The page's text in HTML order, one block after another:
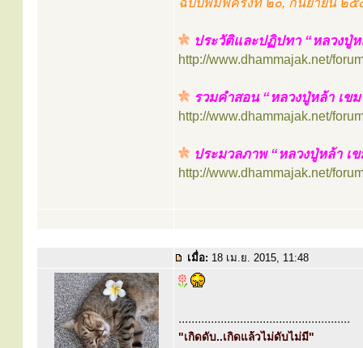
ฉบับพิมพ์ครั้งที่ ๒๐, กันยายน ๒๕
ประวัติและปฏิปทา “หลวงปู่
http://www.dhammajak.net/
รวมคำสอน “หลวงปู่หล้า เข
http://www.dhammajak.net/
ประมวลภาพ “หลวงปู่หล้า เ
http://www.dhammajak.net/
เมื่อ: 18 เม.ย. 2015, 11:48
.....................................................
"เกิดดับ..เกิดแล้วไม่ดับไม่มี"